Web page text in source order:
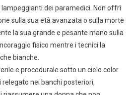
dei paramedici. Non offrì
sulla sua età avanzata o sulla morte
la sua grande e pesante mano sulla
fisico mentre i tecnici la
bianche.
e procedurale sotto un cielo color
nei banchi posteriori,